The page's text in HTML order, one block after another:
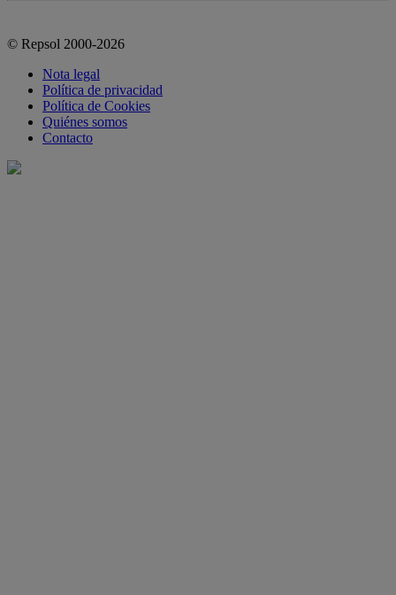
© Repsol 2000-2026
Nota legal
Política de privacidad
Política de Cookies
Quiénes somos
Contacto